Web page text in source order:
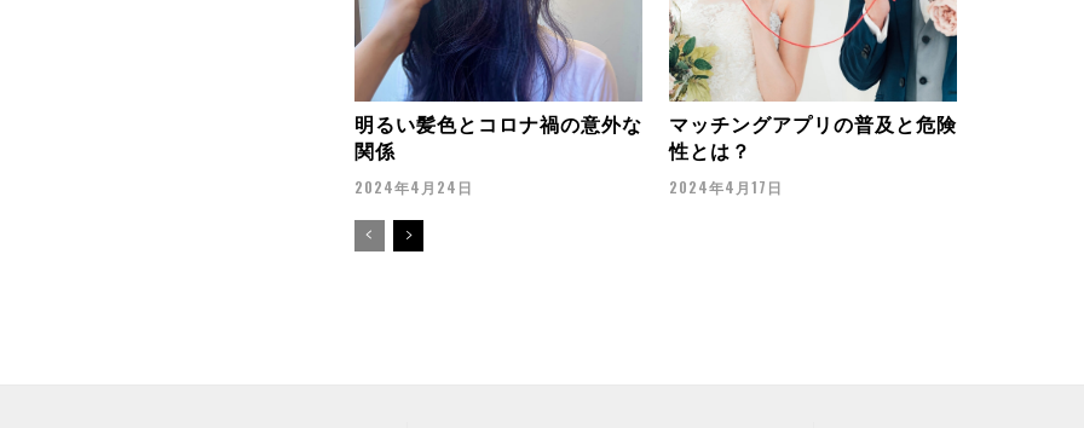
明るい髪色とコロナ禍の意外な
関係
2024年4月24日
マッチングアプリの普及と危険
性とは？
2024年4月17日